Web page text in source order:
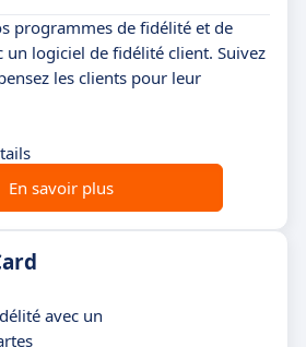
programmes de fidélité et de
un logiciel de fidélité client. Suivez
les clients pour leur
En savoir plus
avec un